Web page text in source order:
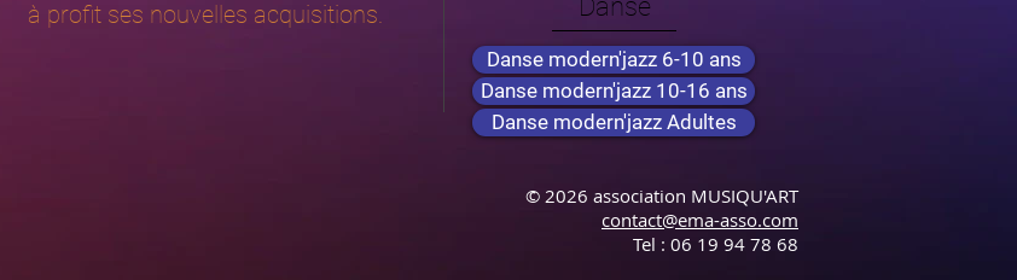
à profit ses nouvelles acquisitions.
Danse
Danse modern'jazz 6-10 ans
Danse modern'jazz 10-16 ans
Danse modern'jazz Adultes
© 2026 association MUSIQU'ART
contact@ema-asso.com
Tel : 06 19 94 78 68